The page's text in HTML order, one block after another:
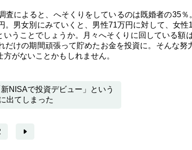
によると、へそくりをしているのは既婚者の35％
。男女別にみていくと、男性71万円に対して、女性
うことでしょうか。月々へそくりに回している額
けの期間頑張って貯めたお金を投資に。そんな努
がないことかもしれません。
NISAで投資デビュー」という
出てしまった